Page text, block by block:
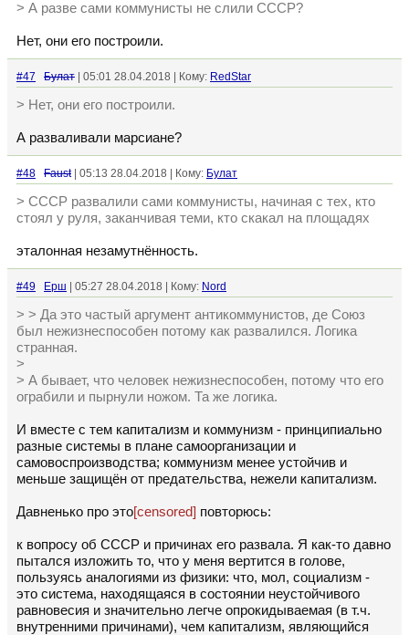
> А разве сами коммунисты не слили СССР?
Нет, они его построили.
#47 Булат | 05:01 28.04.2018 | Кому: RedStar
> Нет, они его построили.
А разваливали марсиане?
#48 Faust| 05:13 28.04.2018 | Кому: Булат
> СССР развалили сами коммунисты, начиная с тех, кто
стоял у руля, заканчивая теми, кто скакал на площадях
эталонная незамутнённость.
#49 Ерш | 05:27 28.04.2018 | Кому: Nord
> > Да это частый аргумент антикоммунистов, де Союз
был нежизнеспособен потому как развалился. Логика
странная.
>
> А бывает, что человек нежизнеспособен, потому что его
ограбили и пырнули ножом. Та же логика.
И вместе с тем капитализм и коммунизм - принципиально
разные системы в плане самоорганизации и
самовоспроизводства; коммунизм менее устойчив и
меньше защищён от предательства, нежели капитализм.
Давненько про это[censored] повторюсь:
к вопросу об СССР и причинах его развала. Я как-то давно
пытался изложить то, что у меня вертится в голове,
пользуясь аналогиями из физики: что, мол, социализм -
это система, находящаяся в состоянии неустойчивого
равновесия и значительно легче опрокидываемая (в т.ч.
внутренними причинами), чем капитализм, являющийся